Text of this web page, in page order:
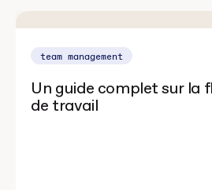
team management
Un guide complet sur la
de travail